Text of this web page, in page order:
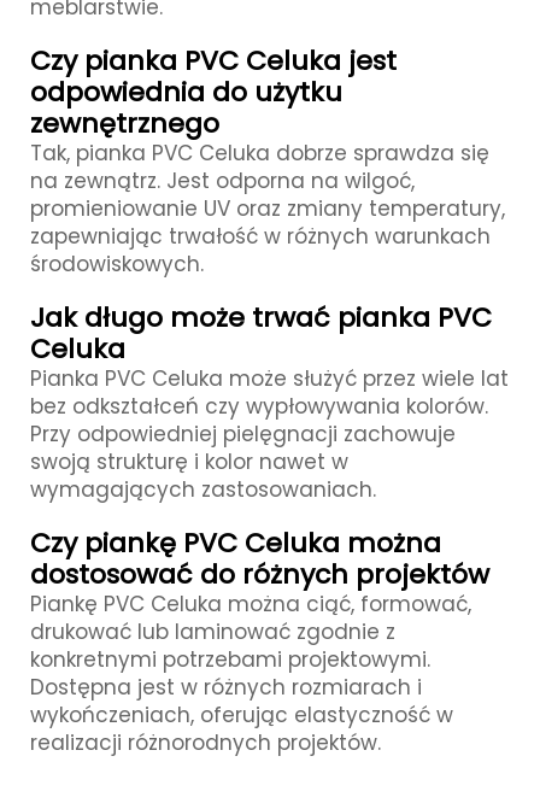
meblarstwie.
Czy pianka PVC Celuka jest
odpowiednia do użytku
zewnętrznego
Tak, pianka PVC Celuka dobrze sprawdza się
na zewnątrz. Jest odporna na wilgoć,
promieniowanie UV oraz zmiany temperatury,
zapewniając trwałość w różnych warunkach
środowiskowych.
Jak długo może trwać pianka PVC
Celuka
Pianka PVC Celuka może służyć przez wiele lat
bez odkształceń czy wypłowywania kolorów.
Przy odpowiedniej pielęgnacji zachowuje
swoją strukturę i kolor nawet w
wymagających zastosowaniach.
Czy piankę PVC Celuka można
dostosować do różnych projektów
Piankę PVC Celuka można ciąć, formować,
drukować lub laminować zgodnie z
konkretnymi potrzebami projektowymi.
Dostępna jest w różnych rozmiarach i
wykończeniach, oferując elastyczność w
realizacji różnorodnych projektów.